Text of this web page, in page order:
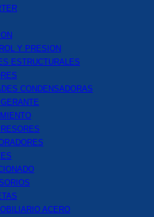
Y PRESION
ESTRUCTURALES
CONDENSADORAS
ACERO